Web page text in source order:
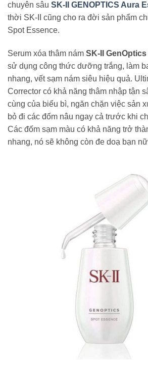
chuyên sâu SK-II GENOPTICS Aura
thời SK-II cũng cho ra đời sản phẩm
Spot Essence.
Serum xóa thâm nám SK-II
sử dụng công thức dưỡng trắng, làm
nhang, vết sạm nám siêu hiệu quả.
Corrector có khả năng thâm nhập tận
cùng của biểu bì, ngăn chặn việc sản
bỏ đi các đốm nâu ngay cả trước khi
Các đốm sạm màu có khả năng trở
nhang, nó sẽ không còn đe doạ bạn